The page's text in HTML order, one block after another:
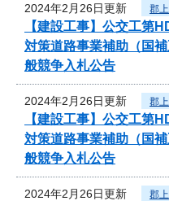
2024年2月26日更新 郡
【建設工事】公交工第
対策道路事業補助（国
般競争入札公告
2024年2月26日更新 郡
【建設工事】公交工第
対策道路事業補助（国
般競争入札公告
2024年2月26日更新 郡